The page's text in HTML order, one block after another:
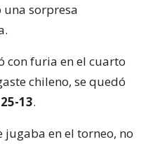
una sorpresa
con furia en el cuarto
chileno, se quedó
13.
jugaba en el torneo, no